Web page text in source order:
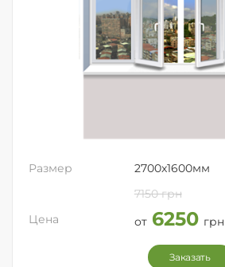
Размер
2700x1600мм
7150 грн
Цена
от 6250 грн
Заказать